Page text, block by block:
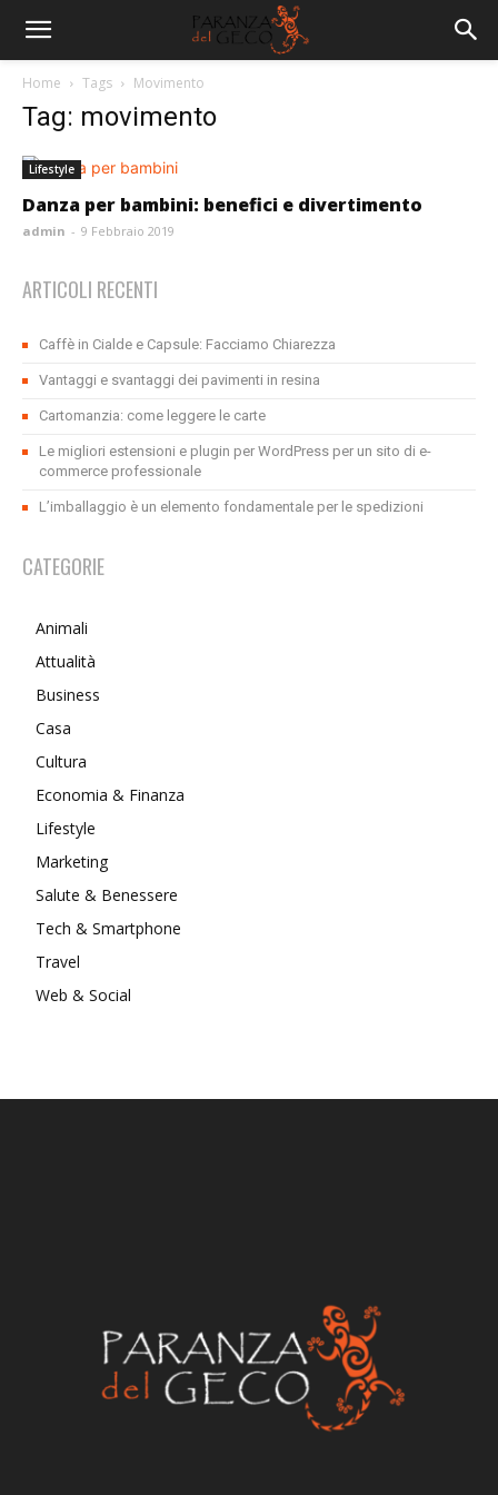
Home Tags Movimento
Tag: movimento
Lifestyle
Danza per bambini: benefici e divertimento
admin - 9 Febbraio 2019
ARTICOLI RECENTI
Caffè in Cialde e Capsule: Facciamo Chiarezza
Vantaggi e svantaggi dei pavimenti in resina
Cartomanzia: come leggere le carte
Le migliori estensioni e plugin per WordPress per un sito di e-
commerce professionale
L’imballaggio è un elemento fondamentale per le spedizioni
CATEGORIE
Animali
Attualità
Business
Casa
Cultura
Economia & Finanza
Lifestyle
Marketing
Salute & Benessere
Tech & Smartphone
Travel
Web & Social